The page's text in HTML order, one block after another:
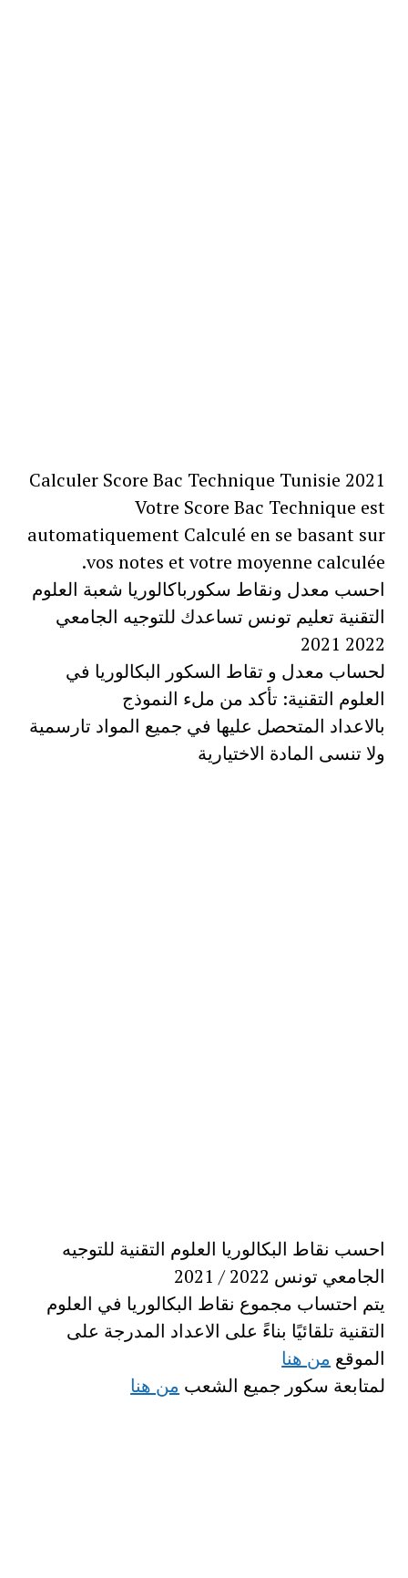
Calculer Score Bac Technique Tunisie 2021
Votre Score Bac Technique est
automatiquement Calculé en se basant sur
vos notes et votre moyenne calculée.
احسب معدل ونقاط سكورباكالوريا شعبة ​​العلوم
التقنية تعليم تونس تساعدك للتوجيه الجامعي
2022 2021
لحساب معدل و تقاط السكور ​​البكالوريا في
العلوم التقنية: تأكد من ملء النموذج
بالاعداد المتحصل عليها في جميع المواد تارسمية
ولا تنسى المادة الاختيارية
احسب نقاط البكالوريا العلوم التقنية للتوجيه
الجامعي تونس 2022 / 2021
يتم احتساب مجموع نقاط البكالوريا في العلوم
التقنية تلقائيًا بناءً على الاعداد المدرجة على
الموقع من هنا
لمتابعة سكور جميع الشعب من هنا